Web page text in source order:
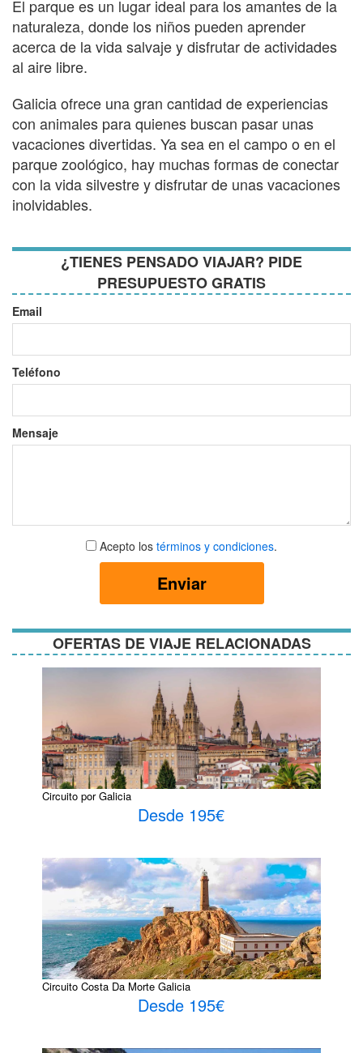
El parque es un lugar ideal para los amantes de la
naturaleza, donde los niños pueden aprender
acerca de la vida salvaje y disfrutar de actividades
al aire libre.
Galicia ofrece una gran cantidad de experiencias
con animales para quienes buscan pasar unas
vacaciones divertidas. Ya sea en el campo o en el
parque zoológico, hay muchas formas de conectar
con la vida silvestre y disfrutar de unas vacaciones
inolvidables.
¿TIENES PENSADO VIAJAR? PIDE
PRESUPUESTO GRATIS
Email
Teléfono
Mensaje
Aceptar
términos
Acepto los términos y condiciones.
Enviar
OFERTAS DE VIAJE RELACIONADAS
Circuito por Galicia
Desde 195€
Circuito Costa Da Morte Galicia
Desde 195€